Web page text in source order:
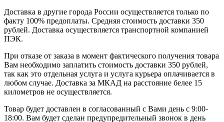
Доставка в другие города России осуществляется только по
факту 100% предоплаты. Средняя стоимость доставки 350
рублей. Доставка осуществляется транспортной компанией
ПЭК.
При отказе от заказа в момент фактического получения товара
Вам необходимо заплатить стоимость доставки 350 рублей,
так как это отдельная услуга и услуга курьера оплачивается в
любом случае. Доставка за МКАД на расстояние белее 15
километров не осуществляется.
Товар будет доставлен в согласованный с Вами день с 9:00-
18:00. Вам будет сделан предупредительный звонок в день